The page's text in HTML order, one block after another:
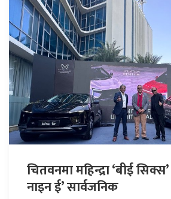
चितवनमा महिन्द्रा ‘बीई
नाइन ई’ सार्वजनिक